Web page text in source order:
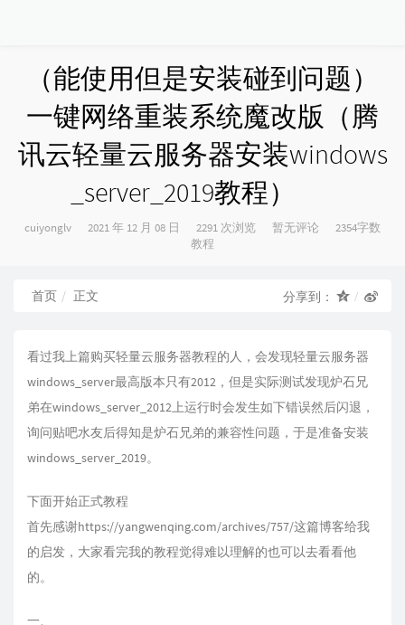
（能使用但是安装碰到问题）
一键网络重装系统魔改版（腾
讯云轻量云服务器安装windows
_server_2019教程）
博
cuiyonglv
发
2021 年 12 月 08 日 2291 次浏览 暂无评论
2354字数
分
教程
首页 正文 分享到：
看过我上篇购买轻量云服务器教程的人，会发现轻量云服务器
windows_server最高版本只有2012，但是实际测试发现炉石兄
弟在windows_server_2012上运行时会发生如下错误然后闪退，
询问贴吧水友后得知是炉石兄弟的兼容性问题，于是准备安装
windows_server_2019。
下面开始正式教程
首先感谢https://yangwenqing.com/archives/757/这篇博客给我
的启发，大家看完我的教程觉得难以理解的也可以去看看他
的。
一、